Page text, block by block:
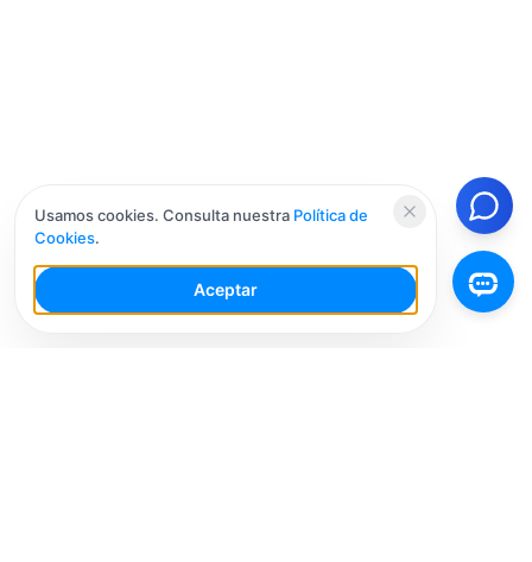
Usamos cookies. Consulta nuestra Política de
Cookies.
Aceptar